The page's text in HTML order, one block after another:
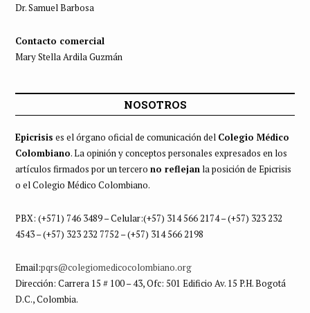
Dr. Samuel Barbosa
Contacto comercial
Mary Stella Ardila Guzmán
NOSOTROS
Epicrisis es el órgano oficial de comunicación del Colegio Médico
Colombiano. La opinión y conceptos personales expresados en los
artículos firmados por un tercero no reflejan la posición de Epicrisis
o el Colegio Médico Colombiano.
PBX: (+571) 746 3489 – Celular:(+57) 314 566 2174 – (+57) 323 232
4543 – (+57) 323 232 7752 – (+57) 314 566 2198
Email:pqrs@colegiomedicocolombiano.org
Dirección: Carrera 15 # 100 – 43, Ofc: 501 Edificio Av. 15 P.H. Bogotá
D.C., Colombia.